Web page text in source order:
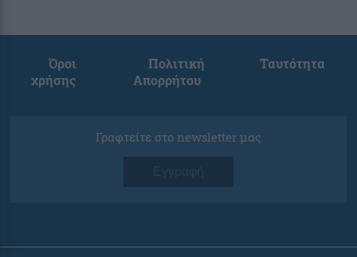
Όροι
χρήσης
Πολιτική
Απορρήτου
Ταυτότητα
Γραφτείτε στο newsletter μας
Εγγραφή